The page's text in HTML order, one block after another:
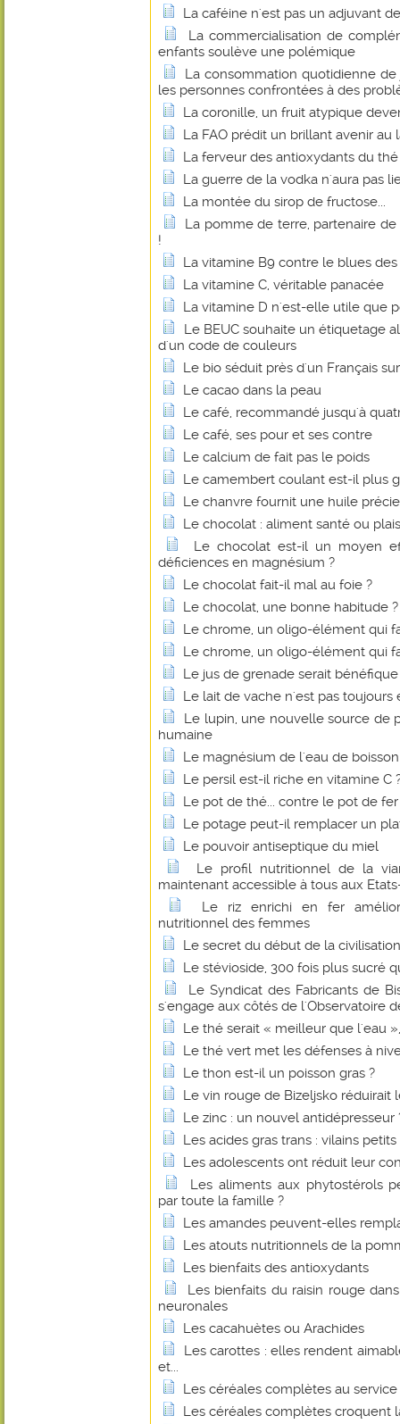
La caféine n'est pas un adjuvant
La commercialisation de
enfants soulève une polémique
La consommation quotidienne
les personnes confrontées à des
La coronille, un fruit atypique
La FAO prédit un brillant avenir au
La ferveur des antioxydants du thé
La guerre de la vodka n'aura pas
La montée du sirop de fructose...
La pomme de terre, partenaire
!
La vitamine B9 contre le blues
La vitamine C, véritable panacée
La vitamine D n'est-elle utile que
Le BEUC souhaite un étiquetage
d'un code de couleurs
Le bio séduit près d'un Français
Le cacao dans la peau
Le café, recommandé jusqu'à
Le café, ses pour et ses contre
Le calcium de fait pas le poids
Le camembert coulant est-il plus
Le chanvre fournit une huile
Le chocolat : aliment santé ou
Le chocolat est-il un moyen
déficiences en magnésium ?
Le chocolat fait-il mal au foie ?
Le chocolat, une bonne habitude ?
Le chrome, un oligo-élément qui
Le chrome, un oligo-élément qui
Le jus de grenade serait
Le lait de vache n'est pas toujours
Le lupin, une nouvelle source de
humaine
Le magnésium de l'eau de
Le persil est-il riche en vitamine C
Le pot de thé... contre le pot de fer
Le potage peut-il remplacer un
Le pouvoir antiseptique du miel
Le profil nutritionnel de la
maintenant accessible à tous aux
Le riz enrichi en fer
nutritionnel des femmes
Le secret du début de la
Le stévioside, 300 fois plus sucré
Le Syndicat des Fabricants de
s'engage aux côtés de l'Observatoire
Le thé serait « meilleur que l'eau
Le thé vert met les défenses à
Le thon est-il un poisson gras ?
Le vin rouge de Bizeljsko réduirait
Le zinc : un nouvel antidépresseur
Les acides gras trans : vilains
Les adolescents ont réduit leur
Les aliments aux phytostérols
par toute la famille ?
Les amandes peuvent-elles
Les atouts nutritionnels de la
Les bienfaits des antioxydants
Les bienfaits du raisin rouge
neuronales
Les cacahuètes ou Arachides
Les carottes : elles rendent
et...
Les céréales complètes au
Les céréales complètes croquent